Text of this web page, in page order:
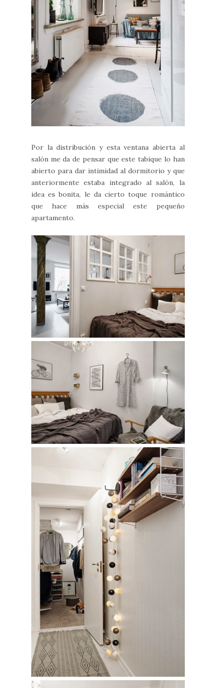
Por la distribución y esta ventana abierta al
salón me da de pensar que este tabique lo han
abierto para dar intimidad al dormitorio y que
anteriormente estaba integrado al salón, la
idea es bonita, le da cierto toque romántico
que hace más especial este pequeño
apartamento.